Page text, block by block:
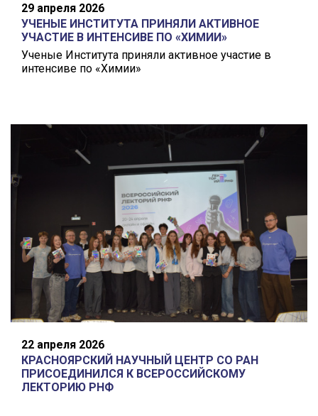
29 апреля 2026
УЧЕНЫЕ ИНСТИТУТА ПРИНЯЛИ АКТИВНОЕ
УЧАСТИЕ В ИНТЕНСИВЕ ПО «ХИМИИ»
Ученые Института приняли активное участие в
интенсиве по «Химии»
22 апреля 2026
КРАСНОЯРСКИЙ НАУЧНЫЙ ЦЕНТР СО РАН
ПРИСОЕДИНИЛСЯ К ВСЕРОССИЙСКОМУ
ЛЕКТОРИЮ РНФ